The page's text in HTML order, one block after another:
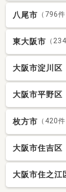
八尾市 （796件
東大阪市 （
大阪市淀川区
大阪市平野区
枚方市 （420件
大阪市住吉区
大阪市住之江